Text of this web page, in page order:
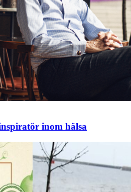
inom hälsa